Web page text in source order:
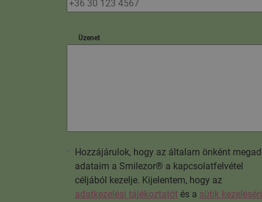
Üzenet
Hozzájárulok, hogy az általam önként
adataim a Smilezor® a kapcsolatfelvétel
céljából kezelje. Kijelentem, hogy az
adatkezelési tájékoztatótés a sütik